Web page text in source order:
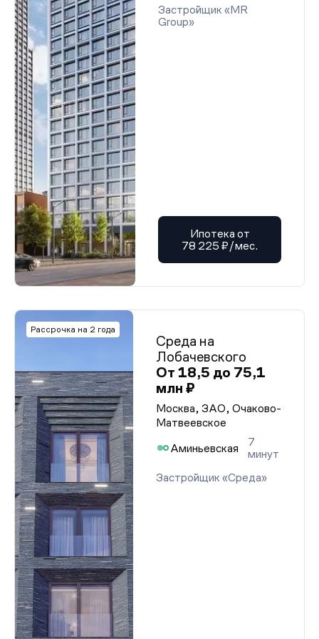
Проектная декларация от 22.01.2026 г.
Проектная декларация от 22.01.2026 г.
Проектная декларация от 22.01.2026 г.
Проектная декларация от 22.01.2026 г.
Проектная декларация от 22.01.2026 г.
Проектная декларация от 22.01.2026 г.
Проектная декларация от 22.01.2026 г.
Проектная декларация от 22.01.2026 г.
Проектная декларация от 22.01.2026 г.
Проектная декларация от 22.01.2026 г.
Проектная декларация от 22.01.2026 г.
Проектная декларация от 22.01.2026 г.
Проектная декларация от 22.01.2026 г.
Проектная декларация от 22.01.2026 г.
Проектная декларация от 22.01.2026 г.
Проектная декларация от 22.01.2026 г.
Проектная декларация от 22.01.2026 г.
Проектная декларация от 22.01.2026 г.
Проектная декларация от 22.01.2026 г.
Проектная декларация от 22.01.2026 г.
Проектная декларация от 22.01.2026 г.
Проектная декларация от 22.01.2026 г.
Проектная декларация от 22.01.2026 г.
Проектная декларация от 22.01.2026 г.
Проектная декларация от 22.01.2026 г.
Проектная декларация от 22.01.2026 г.
Проектная декларация от 22.01.2026 г.
Проектная декларация от 22.01.2026 г.
Проектная декларация от 22.01.2026 г.
Проектная декларация от 22.01.2026 г.
Проектная декларация от 22.01.2026 г.
Проектная декларация от 22.01.2026 г.
Проектная декларация от 22.01.2026 г.
Проектная декларация от 22.01.2026 г.
Проектная декларация от 22.01.2026 г.
Проектная декларация от 22.01.2026 г.
Проектная декларация от 22.01.2026 г.
Проектная декларация от 22.01.2026 г.
Проектная декларация от 22.01.2026 г.
Проектная декларация от 22.01.2026 г.
Проектная декларация от 22.01.2026 г.
Проектная декларация от 22.01.2026 г.
Проектная декларация от 22.01.2026 г.
Проектная декларация от 22.01.2026 г.
Проектная декларация от 22.01.2026 г.
Проектная декларация от 22.01.2026 г.
Проектная декларация от 22.01.2026 г.
Проектная декларация от 22.01.2026 г.
Проектная декларация от 22.01.2026 г.
Проектная декларация от 22.01.2026 г.
Проектная декларация от 22.01.2026 г.
Застройщик «MR
Group»
Ипотека от
78 225 ₽/мес.
Рассрочка на 2 года
Среда на
Лобачевского
От 18,5 до 75,1
млн ₽
Москва, ЗАО, Очаково-
Матвеевское
Аминьевская
7
минут
Застройщик «Среда»